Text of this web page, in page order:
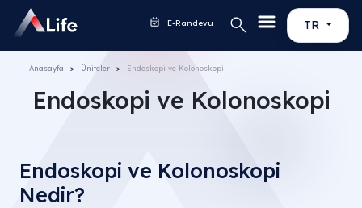
TR
E-Randevu
Anasayfa Üniteler Endoskopi ve Kolonoskopi
Endoskopi ve Kolonoskopi
Endoskopi ve Kolonoskopi
Nedir?